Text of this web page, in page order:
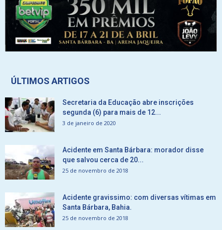
ÚLTIMOS ARTIGOS
Secretaria da Educação abre inscrições
segunda (6) para mais de 12...
3 de janeiro de 2020
Acidente em Santa Bárbara: morador disse
que salvou cerca de 20...
25 de novembro de 2018
Acidente gravissimo: com diversas vítimas em
Santa Bárbara, Bahia.
25 de novembro de 2018